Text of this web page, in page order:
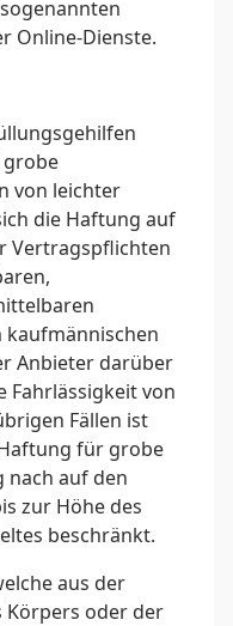
Online-Dienste.
von leichter
die Haftung auf
Vertragspflichten
kaufmännischen
Anbieter darüber
Fahrlässigkeit von
Fällen ist
für grobe
nach auf den
zur Höhe des
beschränkt.
aus der
Körpers oder der